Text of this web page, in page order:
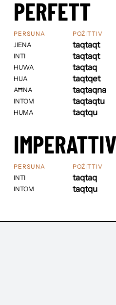
PERFETT
PERSUNA
JIENA
INTI
HUWA
HIJA
AĦNA
INTOM
HUMA
POŻITTIV
taqtaqt
taqtaqt
taqtaq
taqtqet
taqtaqna
taqtaqtu
taqtqu
IMPERATTIV
PERSUNA
INTI
INTOM
POŻITTIV
taqtaq
taqtqu